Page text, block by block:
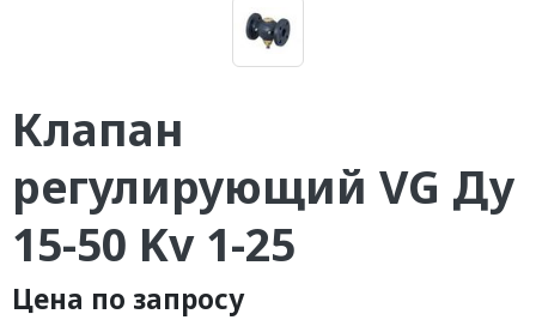
Клапан
регулирующий VG Ду
15-50 Kv 1-25
Цена по запросу